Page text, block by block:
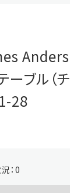
ーブル（
28
：0